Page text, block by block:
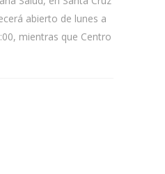
abierto de lunes a
mientras que Centro